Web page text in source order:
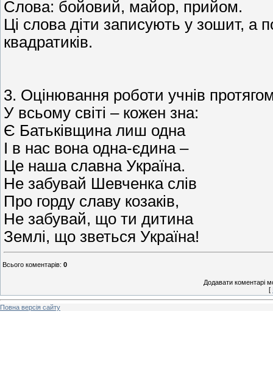
Слова: бойовий, майор, прийом.
Ці слова діти записують у зошит, а
квадратиків.
3. Оцінювання роботи учнів
У всьому світі – кожен зна:
Є Батьківщина лиш одна
І в нас вона одна-єдина –
Це наша славна Україна.
Не забувай Шевченка слів
Про горду славу козаків,
Не забувай, що ти дитина
Землі, що зветься Україна!
Всього коментарів: 0
Додавати коментарі
[
Повна версія сайту